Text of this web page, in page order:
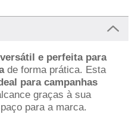
e perfeita para
de forma prática. Esta
para campanhas
graças à sua
para a marca.